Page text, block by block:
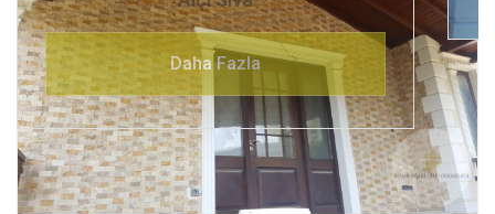
Daha Fazla